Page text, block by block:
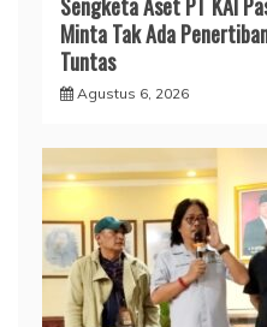
Minta Tak Ada
Tuntas
Agustus 6, 2026